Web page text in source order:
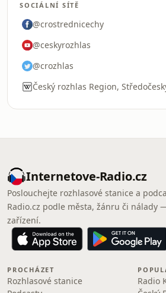
SOCIÁLNÍ SÍTĚ
@crostrednicechy
@ceskyrozhlas
@crozhlas
Český rozhlas Region,
Internetove-Radio.cz
Poslouchejte rozhlasové stanice a
Radio.cz podle města, žánru či nálady
zařízení.
PROCHÁZET
Rozhlasové stanice
Radio